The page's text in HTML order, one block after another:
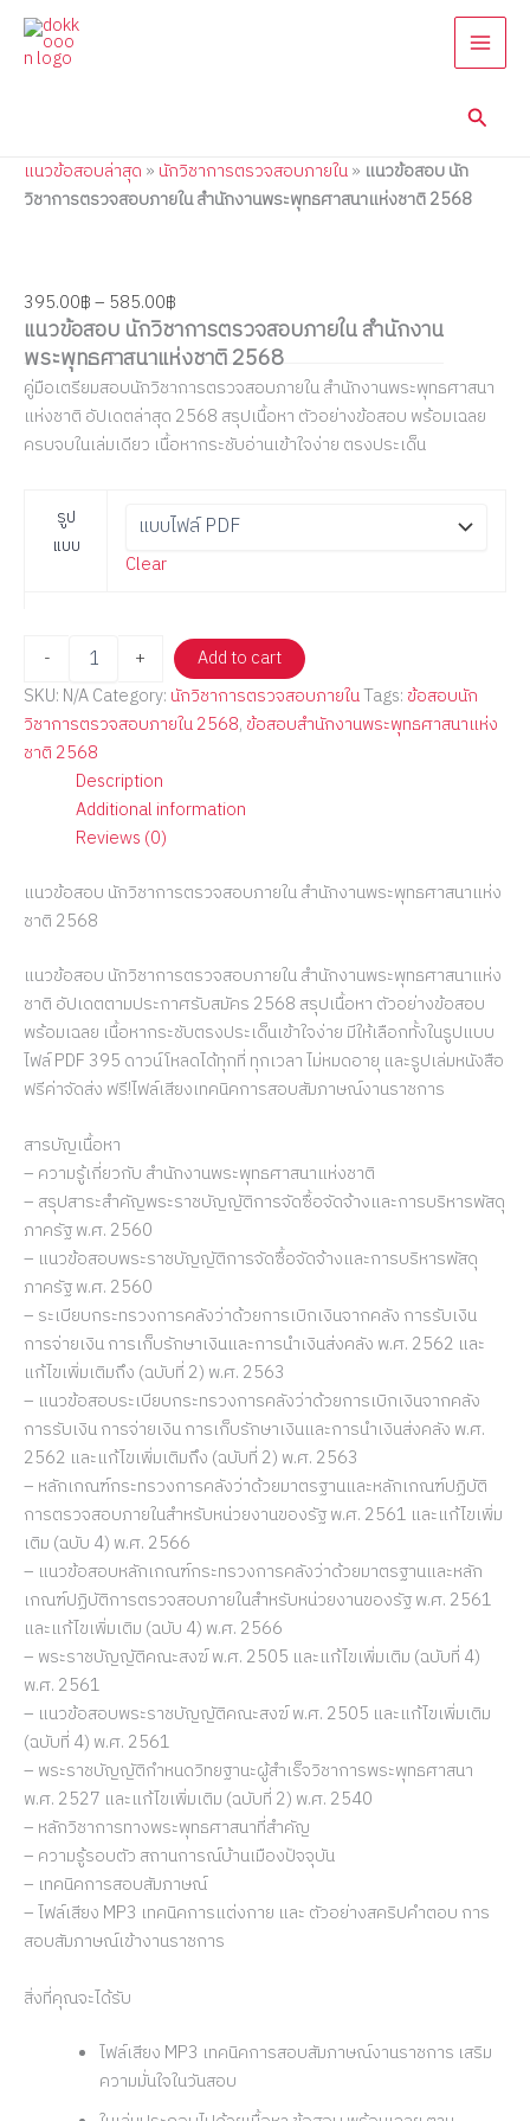
Skip
content
แนวข้อสอบล่าสุด » นักวิชาการตรวจสอบภายใน» แนวข้อสอบ นัก
วิชาการตรวจสอบภายใน สำนักงานพระพุทธศาสนาแห่งชาติ 2568
395.00฿– 585.00฿
แนวข้อสอบ นักวิชาการตรวจสอบภายใน สำนักงาน
พระพุทธศาสนาแห่งชาติ 2568
คู่มือเตรียมสอบนักวิชาการตรวจสอบภายใน สำนักงานพระพุทธศาสนา
แห่งชาติ อัปเดตล่าสุด 2568 สรุปเนื้อหา ตัวอย่างข้อสอบ พร้อมเฉลย
ครบจบในเล่มเดียว เนื้อหากระชับอ่านเข้าใจง่าย ตรงประเด็น
รูป
แบบ
Clear
-
ข้อสอบ
นัก
สำนักงาน
พระพุทธ
2568
quantity
+
Add to cart
SKU: N/ACategory: นักวิชาการตรวจสอบภายในTags: ข้อสอบนัก
วิชาการตรวจสอบภายใน 2568, ข้อสอบสำนักงานพระพุทธศาสนาแห่ง
ชาติ 2568
Description
Additional information
Reviews (0)
แนวข้อสอบ นักวิชาการตรวจสอบภายใน สำนักงานพระพุทธศาสนาแห่ง
ชาติ 2568
แนวข้อสอบ นักวิชาการตรวจสอบภายใน สำนักงานพระพุทธศาสนาแห่ง
ชาติ อัปเดตตามประกาศรับสมัคร 2568 สรุปเนื้อหา ตัวอย่างข้อสอบ
พร้อมเฉลย เนื้อหากระชับตรงประเด็นเข้าใจง่าย มีให้เลือกทั้งในรูปแบบ
ไฟล์ PDF 395 ดาวน์โหลดได้ทุกที่ ทุกเวลา ไม่หมดอายุ และรูปเล่มหนังสือ
ฟรีค่าจัดส่ง ฟรี!ไฟล์เสียงเทคนิคการสอบสัมภาษณ์งานราชการ
สารบัญเนื้อหา
– ความรู้เกี่ยวกับ สำนักงานพระพุทธศาสนาแห่งชาติ
– สรุปสาระสำคัญพระราชบัญญัติการจัดซื้อจัดจ้างและการบริหารพัสดุ
ภาครัฐ พ.ศ. 2560
– แนวข้อสอบพระราชบัญญัติการจัดซื้อจัดจ้างและการบริหารพัสดุ
ภาครัฐ พ.ศ. 2560
– ระเบียบกระทรวงการคลังว่าด้วยการเบิกเงินจากคลัง การรับเงิน
การจ่ายเงิน การเก็บรักษาเงินและการนำเงินส่งคลัง พ.ศ. 2562 และ
แก้ไขเพิ่มเติมถึง (ฉบับที่ 2) พ.ศ. 2563
– แนวข้อสอบระเบียบกระทรวงการคลังว่าด้วยการเบิกเงินจากคลัง
การรับเงิน การจ่ายเงิน การเก็บรักษาเงินและการนำเงินส่งคลัง พ.ศ.
2562 และแก้ไขเพิ่มเติมถึง (ฉบับที่ 2) พ.ศ. 2563
– หลักเกณฑ์กระทรวงการคลังว่าด้วยมาตรฐานและหลักเกณฑ์ปฏิบัติ
การตรวจสอบภายในสำหรับหน่วยงานของรัฐ พ.ศ. 2561 และแก้ไขเพิ่ม
เติม (ฉบับ 4) พ.ศ. 2566
– แนวข้อสอบหลักเกณฑ์กระทรวงการคลังว่าด้วยมาตรฐานและหลัก
เกณฑ์ปฏิบัติการตรวจสอบภายในสำหรับหน่วยงานของรัฐ พ.ศ. 2561
และแก้ไขเพิ่มเติม (ฉบับ 4) พ.ศ. 2566
– พระราชบัญญัติคณะสงฆ์ พ.ศ. 2505 และแก้ไขเพิ่มเติม (ฉบับที่ 4)
พ.ศ. 2561
– แนวข้อสอบพระราชบัญญัติคณะสงฆ์ พ.ศ. 2505 และแก้ไขเพิ่มเติม
(ฉบับที่ 4) พ.ศ. 2561
– พระราชบัญญัติกำหนดวิทยฐานะผู้สำเร็จวิชาการพระพุทธศาสนา
พ.ศ. 2527 และแก้ไขเพิ่มเติม (ฉบับที่ 2) พ.ศ. 2540
– หลักวิชาการทางพระพุทธศาสนาที่สำคัญ
– ความรู้รอบตัว สถานการณ์บ้านเมืองปัจจุบัน
– เทคนิคการสอบสัมภาษณ์
– ไฟล์เสียง MP3 เทคนิคการแต่งกาย และ ตัวอย่างสคริปคำตอบ การ
สอบสัมภาษณ์เข้างานราชการ
สิ่งที่คุณจะได้รับ
ไฟล์เสียง MP3 เทคนิคการสอบสัมภาษณ์งานราชการ เสริม
ความมั่นใจในวันสอบ